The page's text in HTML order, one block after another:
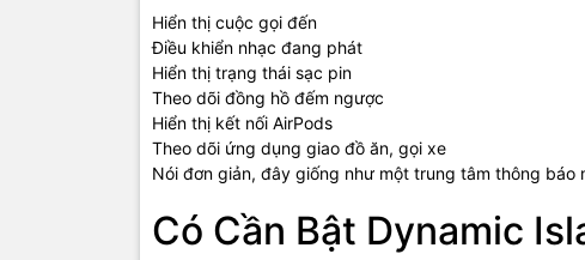
Hiển thị cuộc gọi đến
Điều khiển nhạc đang phát
Hiển thị trạng thái sạc pin
Theo dõi đồng hồ đếm ngược
Hiển thị kết nối AirPods
Theo dõi ứng dụng giao đồ ăn, gọi xe
Nói đơn giản, đây giống như một trung tâm thông báo
Có Cần Bật Dynamic